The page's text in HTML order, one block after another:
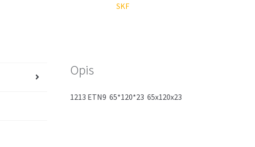
SKF
Opis
1213 ETN9 65*120*23 65x120x23